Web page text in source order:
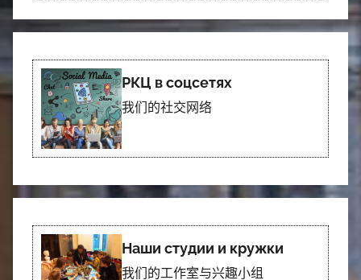
РКЦ в соцсетях
我们的社交网络
Наши студии и кружки
我们的工作室与兴趣小组